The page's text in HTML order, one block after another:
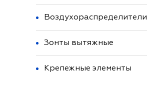
Воздухораспределители
Зонты вытяжные
Крепежные элементы